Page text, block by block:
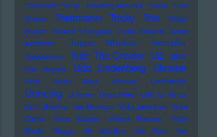
Transvision Vamp
Traveling Wilburys Travis
Trent
Reznor
Trettmann Tricky Trio
Tristan
Brusch Tristwch Y Fenywod Trojan Records Tunde
Adebimpe
Tupac Shakur Turnstile
Tuxedomoon Tyler The Creator U2
UB40
Udo Jürgens
Udo Lindenberg Ukraine
UKW Ulrich Tukur Ultravox Underworld
Unheilig Unionen Uriah Heep
USA for Africa
Uschi Brüning Van Morrison Vicky Leandros Vince
Clarke
Vince Staples Violent Femmes
Virgin
Steele
Visage Viv Albertine Von Spar
Von